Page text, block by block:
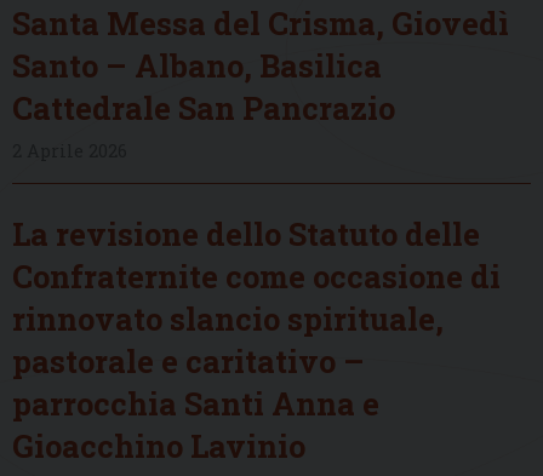
Santa Messa del Crisma, Giovedì
Santo – Albano, Basilica
Cattedrale San Pancrazio
La revisione dello Statuto delle
Confraternite come occasione di
rinnovato slancio spirituale,
pastorale e caritativo –
parrocchia Santi Anna e
Gioacchino Lavinio